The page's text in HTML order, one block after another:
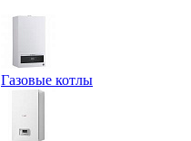
Газовые котлы